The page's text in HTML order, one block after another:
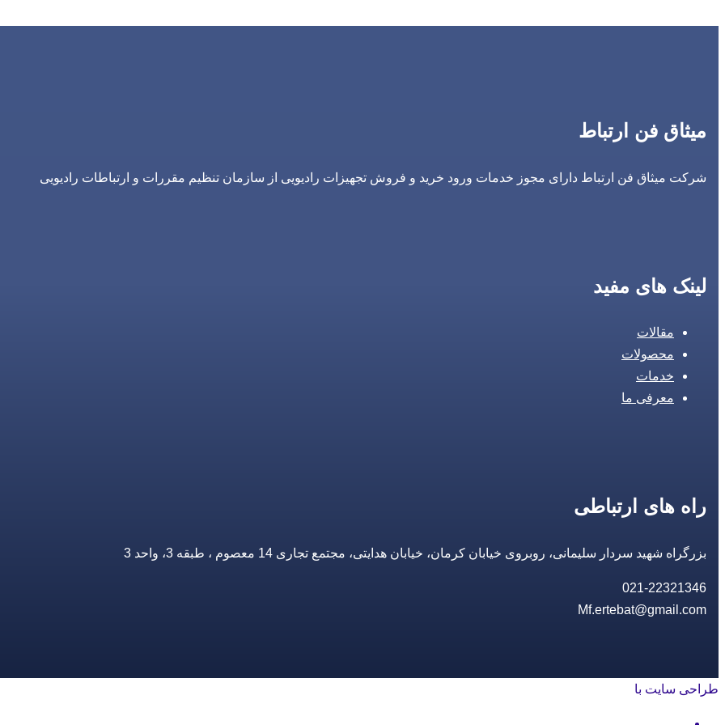
میثاق فن ارتباط
شرکت میثاق فن ارتباط دارای مجوز خدمات ورود خرید و فروش تجهیزات رادیویی از سازمان تنظیم مقررات و ارتباطات رادیویی
لینک های مفید
مقالات
محصولات
خدمات
معرفی ما
راه های ارتباطی
بزرگراه شهید سردار سلیمانی، روبروی خیابان کرمان، خیابان هدایتی، مجتمع تجاری 14 معصوم ، طبقه 3، واحد 3
021-22321346
Mf.ertebat@gmail.com
طراحی سایت با